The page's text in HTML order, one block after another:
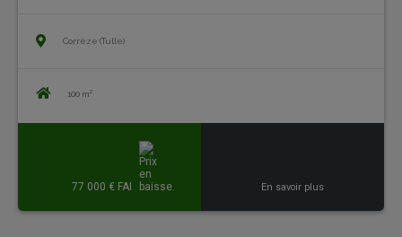
Corrèze (Tulle)
100 m²
77 000 € FAI En savoir plus